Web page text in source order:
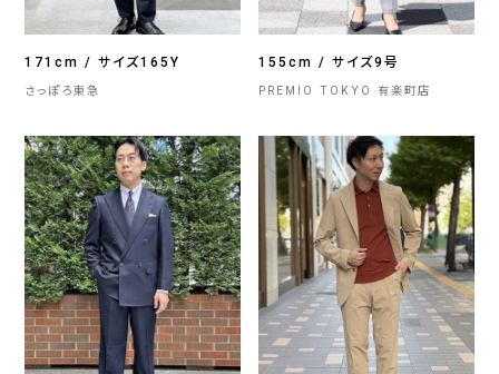
171cm / サイズ165Y
さっぽろ東急
155cm / サイズ9号
PREMIO TOKYO 有楽町店